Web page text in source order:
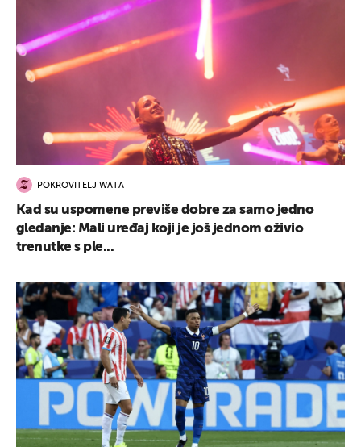
POKROVITELJ WATA
Kad su uspomene previše dobre za samo jedno
gledanje: Mali uređaj koji je još jednom oživio
trenutke s ple...